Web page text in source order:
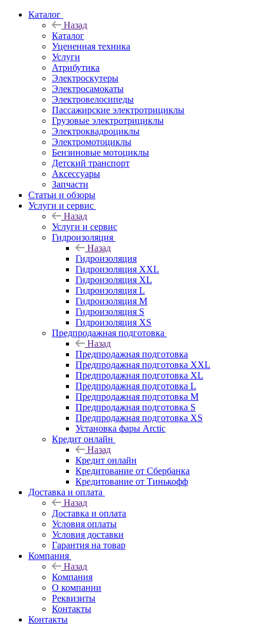
Каталог
Назад
Каталог
Уцененная техника
Услуги
Атрибутика
Электроскутеры
Электросамокаты
Электровелосипеды
Пассажирские электротрициклы
Грузовые электротрициклы
Электроквадроциклы
Электромотоциклы
Бензиновые мотоциклы
Детский транспорт
Аксессуары
Запчасти
Статьи и обзоры
Услуги и сервис
Назад
Услуги и сервис
Гидроизоляция
Назад
Гидроизоляция
Гидроизоляция XXL
Гидроизоляция XL
Гидроизоляция L
Гидроизоляция M
Гидроизоляция S
Гидроизоляция XS
Предпродажная подготовка
Назад
Предпродажная подготовка
Предпродажная подготовка XXL
Предпродажная подготовка XL
Предпродажная подготовка L
Предпродажная подготовка M
Предпродажная подготовка S
Предпродажная подготовка XS
Установка фары Arctic
Кредит онлайн
Назад
Кредит онлайн
Кредитование от Сбербанка
Кредитование от Тинькофф
Доставка и оплата
Назад
Доставка и оплата
Условия оплаты
Условия доставки
Гарантия на товар
Компания
Назад
Компания
О компании
Реквизиты
Контакты
Контакты